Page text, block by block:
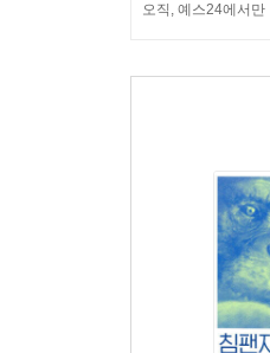
오직, 예스24에서만